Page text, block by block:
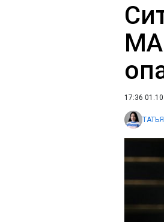
17:36